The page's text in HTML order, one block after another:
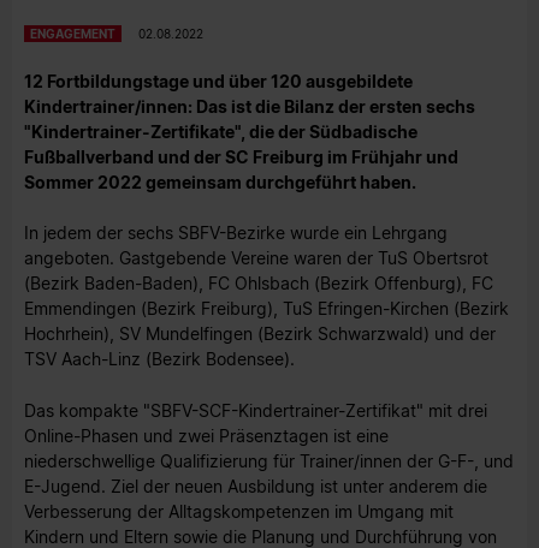
ENGAGEMENT 02.08.2022
12 Fortbildungstage und über 120 ausgebildete
Kindertrainer/innen: Das ist die Bilanz der ersten sechs
"Kindertrainer-Zertifikate", die der Südbadische
Fußballverband und der SC Freiburg im Frühjahr und
Sommer 2022 gemeinsam durchgeführt haben.
In jedem der sechs SBFV-Bezirke wurde ein Lehrgang
angeboten. Gastgebende Vereine waren der TuS Obertsrot
(Bezirk Baden-Baden), FC Ohlsbach (Bezirk Offenburg), FC
Emmendingen (Bezirk Freiburg), TuS Efringen-Kirchen (Bezirk
Hochrhein), SV Mundelfingen (Bezirk Schwarzwald) und der
TSV Aach-Linz (Bezirk Bodensee).
Das kompakte "SBFV-SCF-Kindertrainer-Zertifikat" mit drei
Online-Phasen und zwei Präsenztagen ist eine
niederschwellige Qualifizierung für Trainer/innen der G-F-, und
E-Jugend. Ziel der neuen Ausbildung ist unter anderem die
Verbesserung der Alltagskompetenzen im Umgang mit
Kindern und Eltern sowie die Planung und Durchführung von